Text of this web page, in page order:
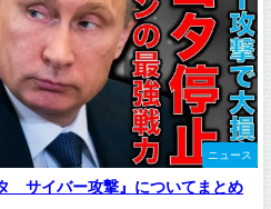
ニュース
サイバー攻撃』についてまとめ